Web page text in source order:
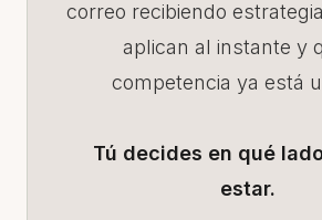
correo recibiendo
aplican al instante y
competencia ya está
Tú decides en qué
estar.